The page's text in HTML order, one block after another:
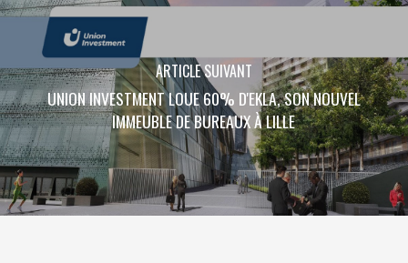
ARTICLE SUIVANT
UNION INVESTMENT LOUE 60% D'EKLA, SON NOUVEL
IMMEUBLE DE BUREAUX À LILLE